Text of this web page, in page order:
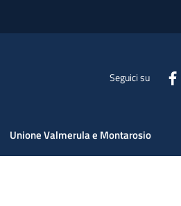
Seguici su
Unione Valmerula e Montarosio